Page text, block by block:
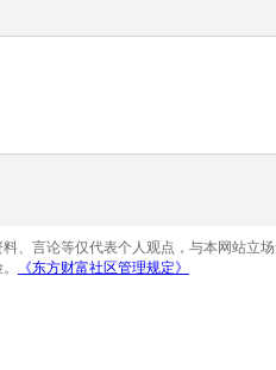
、言论等仅代表个人观点，与本网站立
《东方财富社区管理规定》